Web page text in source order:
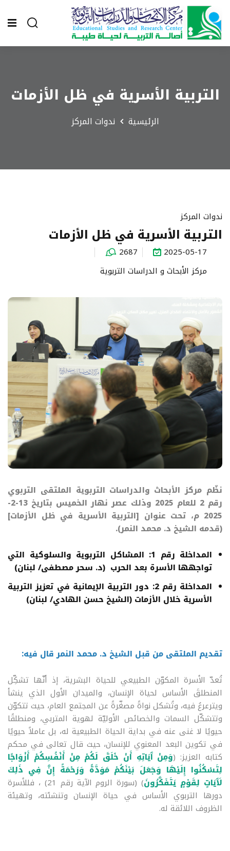
التربية الأسرية في ظل الأزمات
الرئيسية ندوات المركز
ندوات المركز
التربية الأسرية في ظل الأزمات
2025-05-17
2687
مركز الأبحاث و الدراسات التربوية
نظّم مركز الأبحاث والدراسات التربوية الملتقى التربوي
رقم 2 للعام 2025 وذلك عصر نهار الخميس بتاريخ 13-2-
2025 م، تحت عنوان [التربية الأسرية في ظل الأزمات]
(قدمه الشيخ د. محمد النمر).
المداخلة رقم 1:
المشاكل التربوية والسلوكية التي
تواجهها الأسرة بعد الحرب (د. سحر مصطفى/ لبنان)
المداخلة رقم 2: دور التربية الإيمانية في تعزيز التربية
الأسرية خلال الأزمات (الشيخ حسن الهادي/ لبنان)
تقديم الملتقى من قبل الشيخ د. محمد النمر قال فيه:
تُعدّ الأسرة المكوّن الطبيعي للحياة البشرية، إذ أنّها تشكِّل
المنطلقَ الأساس لحياة الإنسان، والميدان الأول الذي ينشأ
ويترعرعُ فيه، وتُشكل نواةً مصغّرةً عن المجتمع العام، حيث تتكوّن
وتتشكّل السمات والخصائص الأوليّة لهوية المتربي، ومنطلقًا
حيويًا لا غنى عنه في بداية الحياة الطبيعية له، بل عاملاً حيويًا
في تكوين البعد المعنوي للإنسان، حيث قال تعالى في محكم
كتابه العزيز: (وَمِنْ آَيَاتِهِ أَنْ خَلَقَ لَكُمْ مِنْ أَنْفُسِكُمْ أَزْوَاجًا
لِتَسْكُنُوا إِلَيْهَا وَجَعَلَ بَيْنَكُمْ مَوَدَّةً وَرَحْمَةً إِنَّ فِي ذَلِكَ
لَآَيَاتٍ لِقَوْمٍ يَتَفَكَّرُونَ
) (سورة الروم الآية رقم 21) ، فللأسرة
دورها التربوي الأساس في حياة الإنسان وتنشئته، وتهيئة
الظروف اللائقة له.